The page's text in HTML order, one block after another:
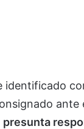
identificado
ante
presunta